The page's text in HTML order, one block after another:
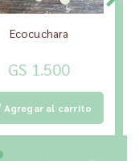
Ecocuchara
GS 1.500
Agregar al carrito